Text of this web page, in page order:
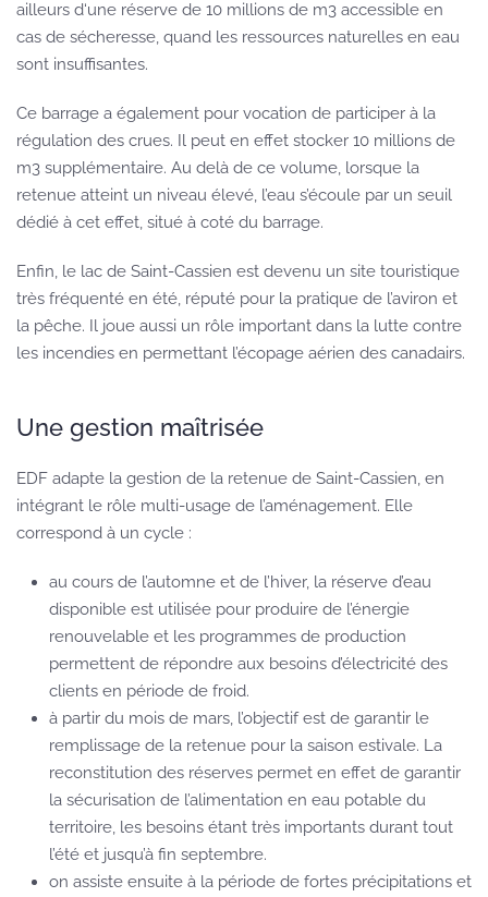
ailleurs d‘une réserve de 10 millions de m3 accessible en
cas de sécheresse, quand les ressources naturelles en eau
sont insuffisantes.
Ce barrage a également pour vocation de participer à la
régulation des crues. Il peut en effet stocker 10 millions de
m3 supplémentaire. Au delà de ce volume, lorsque la
retenue atteint un niveau élevé, l’eau s’écoule par un seuil
dédié à cet effet, situé à coté du barrage.
Enfin, le lac de Saint-Cassien est devenu un site touristique
très fréquenté en été, réputé pour la pratique de l’aviron et
la pêche. Il joue aussi un rôle important dans la lutte contre
les incendies en permettant l’écopage aérien des canadairs.
Une gestion maîtrisée
EDF adapte la gestion de la retenue de Saint-Cassien, en
intégrant le rôle multi-usage de l’aménagement. Elle
correspond à un cycle :
au cours de l’automne et de l’hiver, la réserve d’eau
disponible est utilisée pour produire de l’énergie
renouvelable et les programmes de production
permettent de répondre aux besoins d’électricité des
clients en période de froid.
à partir du mois de mars, l’objectif est de garantir le
remplissage de la retenue pour la saison estivale. La
reconstitution des réserves permet en effet de garantir
la sécurisation de l’alimentation en eau potable du
territoire, les besoins étant très importants durant tout
l’été et jusqu’à fin septembre.
on assiste ensuite à la période de fortes précipitations et